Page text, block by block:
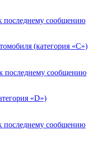
(категория «С»)
«D»)